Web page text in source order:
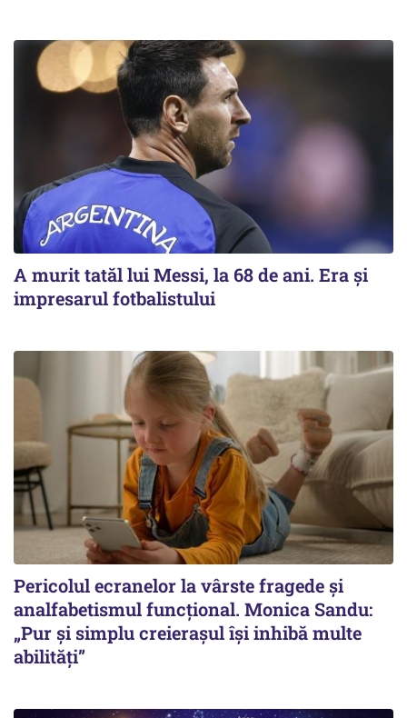
A murit tatăl lui Messi, la 68 de ani. Era și
impresarul fotbalistului
Pericolul ecranelor la vârste fragede și
analfabetismul funcțional. Monica Sandu:
„Pur și simplu creierașul își inhibă multe
abilități”